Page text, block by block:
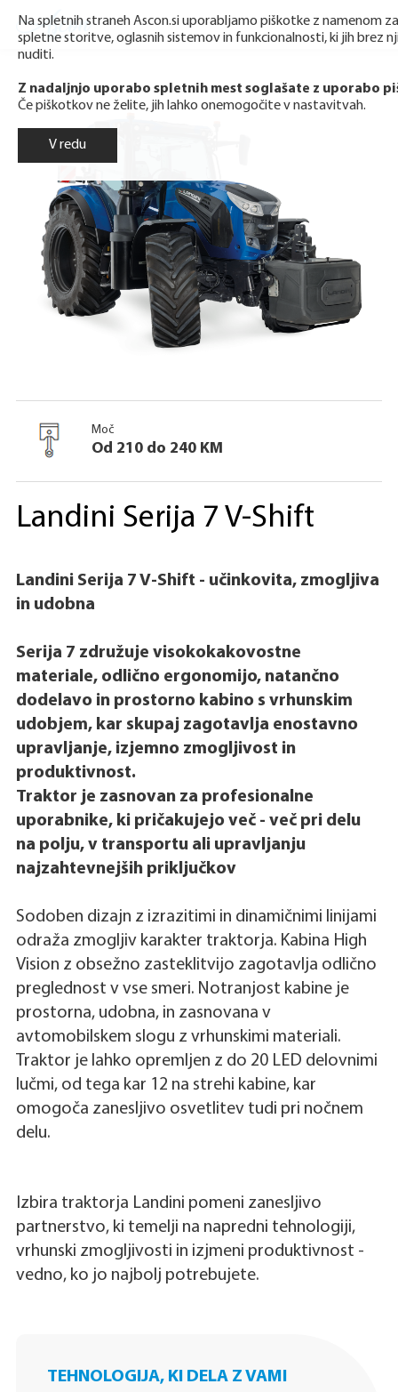
Moč
Od 210 do 240 KM
Landini Serija 7 V-Shift
Landini Serija 7 V-Shift - učinkovita, zmogljiva
in udobna
Serija 7 združuje visokokakovostne
materiale, odlično ergonomijo, natančno
dodelavo in prostorno kabino s vrhunskim
udobjem, kar skupaj zagotavlja enostavno
upravljanje, izjemno zmogljivost in
produktivnost.
Traktor je zasnovan za profesionalne
uporabnike, ki pričakujejo več - več pri delu
na polju, v transportu ali upravljanju
najzahtevnejših priključkov
Sodoben dizajn z izrazitimi in dinamičnimi linijami
odraža zmogljiv karakter traktorja. Kabina High
Vision z obsežno zasteklitvijo zagotavlja odlično
preglednost v vse smeri. Notranjost kabine je
prostorna, udobna, in zasnovana v
avtomobilskem slogu z vrhunskimi materiali.
Traktor je lahko opremljen z do 20 LED delovnimi
lučmi, od tega kar 12 na strehi kabine, kar
omogoča zanesljivo osvetlitev tudi pri nočnem
delu.
Izbira traktorja Landini pomeni zanesljivo
partnerstvo, ki temelji na napredni tehnologiji,
vrhunski zmogljivosti in izjmeni produktivnost -
vedno, ko jo najbolj potrebujete.
TEHNOLOGIJA, KI DELA Z VAMI
Na spletnih straneh Ascon.si uporabljamo piškotke z namenom
spletne storitve, oglasnih sistemov in funkcionalnosti, ki jih brez
nuditi.
Z nadaljnjo uporabo spletnih mest soglašate z uporabo
Če piškotkov ne želite, jih lahko onemogočite v nastavitvah.
V redu